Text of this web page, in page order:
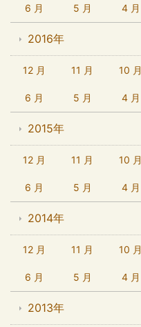
6 月 5 月 4 月
2016年
12 月 11 月 10 月
6 月 5 月 4 月
2015年
12 月 11 月 10 月
6 月 5 月 4 月
2014年
12 月 11 月 10 月
6 月 5 月 4 月
2013年